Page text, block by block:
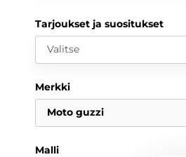
Tarjoukset ja suositukset
Valitse
Merkki
Moto guzzi
Malli